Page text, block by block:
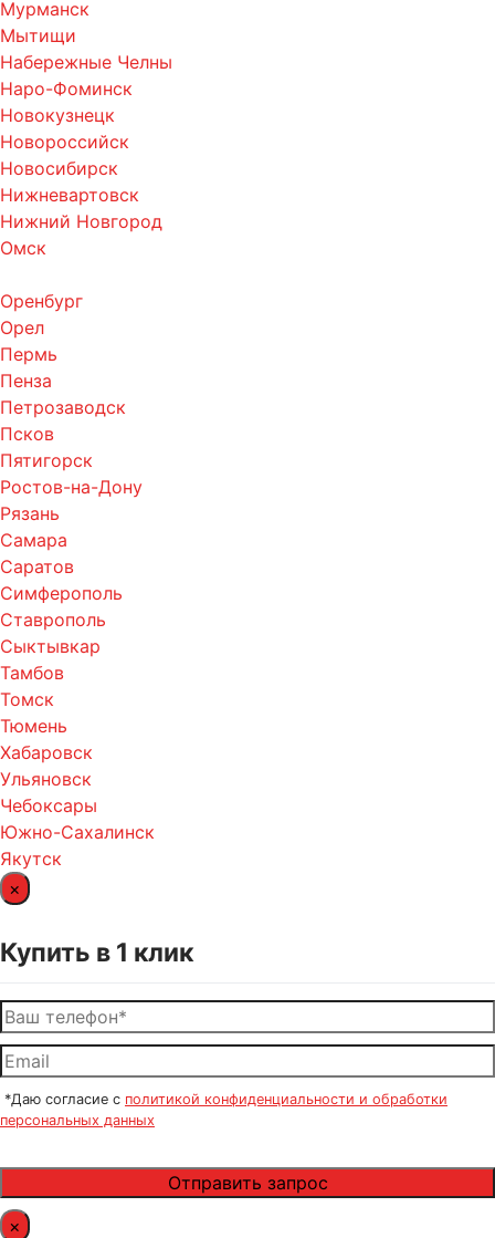
Мурманск
Мытищи
Набережные Челны
Наро-Фоминск
Новокузнецк
Новороссийск
Новосибирск
Нижневартовск
Нижний Новгород
Омск
Оренбург
Орел
Пермь
Пенза
Петрозаводск
Псков
Пятигорск
Ростов-на-Дону
Рязань
Самара
Саратов
Симферополь
Ставрополь
Сыктывкар
Тамбов
Томск
Тюмень
Хабаровск
Ульяновск
Чебоксары
Южно-Сахалинск
Якутск
×
Купить в 1 клик
*Даю согласие с политикой конфиденциальности и обработки
персональных данных
×